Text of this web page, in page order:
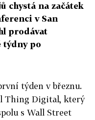
chystá na začátek
v San
prodávat
týdny po
týden v březnu.
Thing Digital, který
s Wall Street